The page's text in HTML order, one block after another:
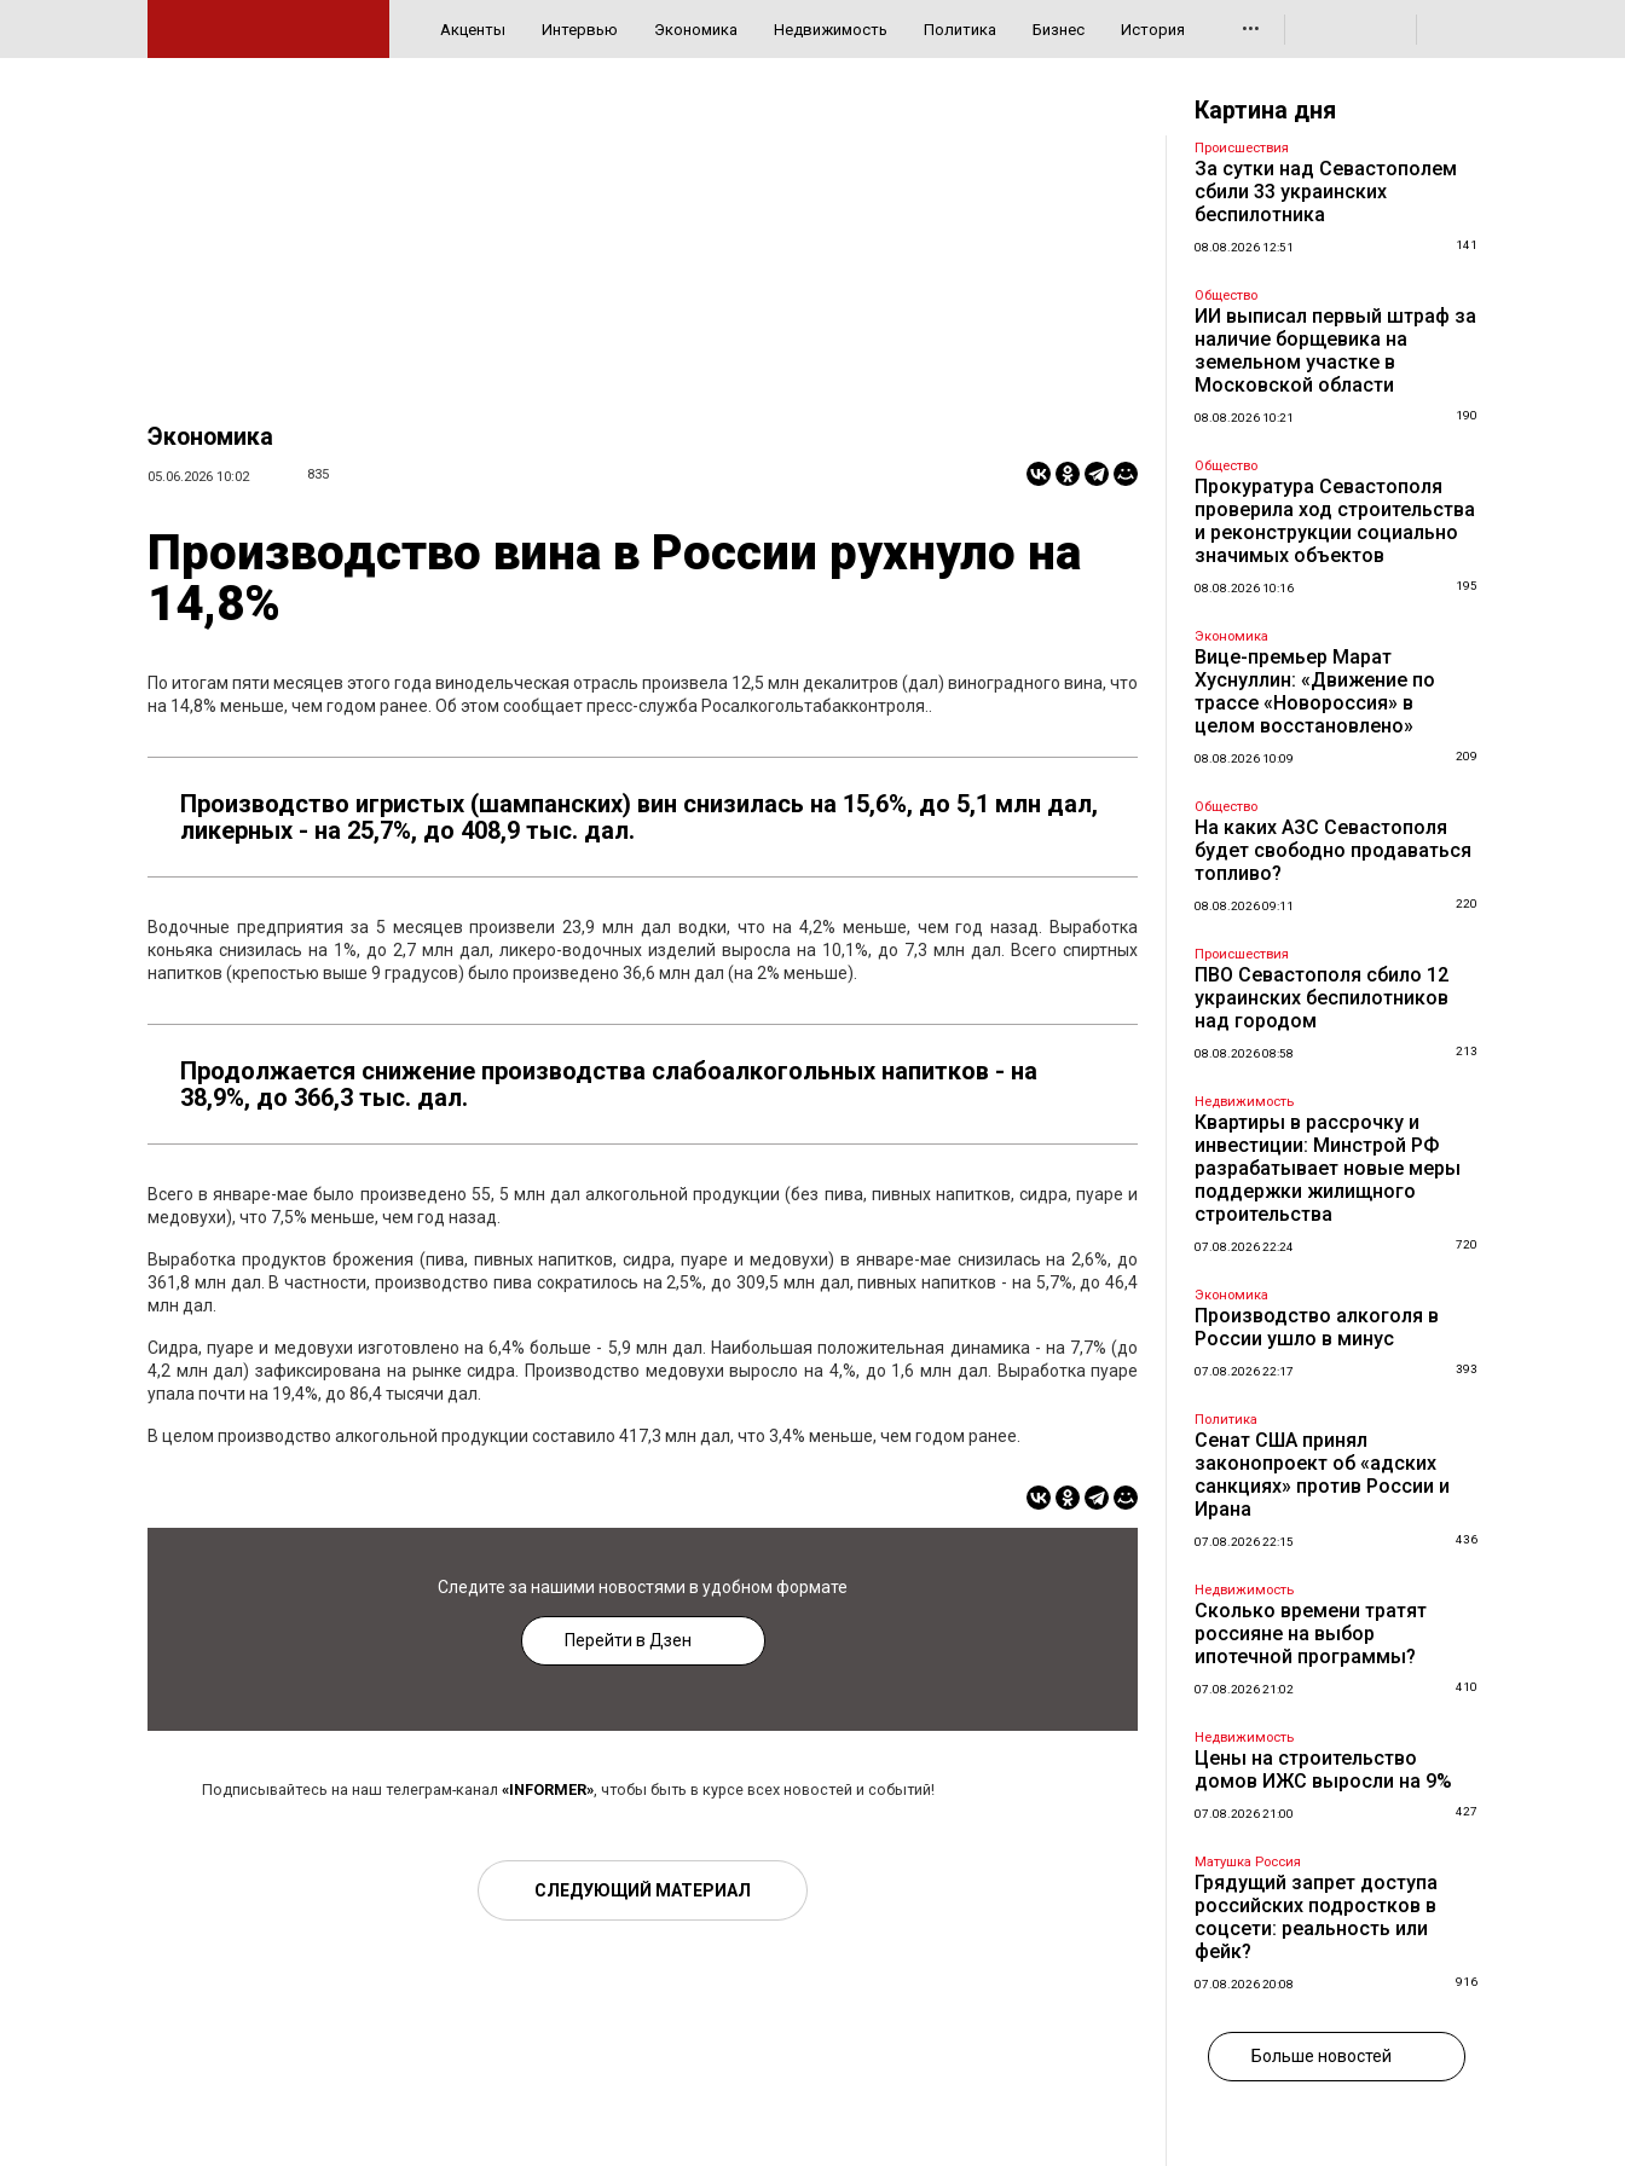
Акценты Интервью Экономика Недвижимость Политика Бизнес История •••
Экономика
05.06.2026 10:02 835
Производство вина в России рухнуло на
14,8%
По итогам пяти месяцев этого года винодельческая отрасль произвела 12,5 млн декалитров (дал) виноградного вина, что
на 14,8% меньше, чем годом ранее. Об этом сообщает пресс-служба Росалкогольтабакконтроля..
Производство игристых (шампанских) вин снизилась на 15,6%, до 5,1 млн дал,
ликерных - на 25,7%, до 408,9 тыс. дал.
Водочные предприятия за 5 месяцев произвели 23,9 млн дал водки, что на 4,2% меньше, чем год назад. Выработка
коньяка снизилась на 1%, до 2,7 млн дал, ликеро-водочных изделий выросла на 10,1%, до 7,3 млн дал. Всего спиртных
напитков (крепостью выше 9 градусов) было произведено 36,6 млн дал (на 2% меньше).
Продолжается снижение производства слабоалкогольных напитков - на
38,9%, до 366,3 тыс. дал.
Всего в январе-мае было произведено 55, 5 млн дал алкогольной продукции (без пива, пивных напитков, сидра, пуаре и
медовухи), что 7,5% меньше, чем год назад.
Выработка продуктов брожения (пива, пивных напитков, сидра, пуаре и медовухи) в январе-мае снизилась на 2,6%, до
361,8 млн дал. В частности, производство пива сократилось на 2,5%, до 309,5 млн дал, пивных напитков - на 5,7%, до 46,4
млн дал.
Сидра, пуаре и медовухи изготовлено на 6,4% больше - 5,9 млн дал. Наибольшая положительная динамика - на 7,7% (до
4,2 млн дал) зафиксирована на рынке сидра. Производство медовухи выросло на 4,%, до 1,6 млн дал. Выработка пуаре
упала почти на 19,4%, до 86,4 тысячи дал.
В целом производство алкогольной продукции составило 417,3 млн дал, что 3,4% меньше, чем годом ранее.
Следите за нашими новостями в удобном формате
Перейти в Дзен
Подписывайтесь на наш телеграм-канал «INFORMER», чтобы быть в курсе всех новостей и событий!
СЛЕДУЮЩИЙ МАТЕРИАЛ
Картина дня
Происшествия
За сутки над Севастополем
сбили 33 украинских
беспилотника
08.08.2026 12:51 141
Общество
ИИ выписал первый штраф за
наличие борщевика на
земельном участке в
Московской области
08.08.2026 10:21 190
Общество
Прокуратура Севастополя
проверила ход строительства
и реконструкции социально
значимых объектов
08.08.2026 10:16 195
Экономика
Вице-премьер Марат
Хуснуллин: «Движение по
трассе «Новороссия» в
целом восстановлено»
08.08.2026 10:09 209
Общество
На каких АЗС Севастополя
будет свободно продаваться
топливо?
08.08.2026 09:11 220
Происшествия
ПВО Севастополя сбило 12
украинских беспилотников
над городом
08.08.2026 08:58 213
Недвижимость
Квартиры в рассрочку и
инвестиции: Минстрой РФ
разрабатывает новые меры
поддержки жилищного
строительства
07.08.2026 22:24 720
Экономика
Производство алкоголя в
России ушло в минус
07.08.2026 22:17 393
Политика
Сенат США принял
законопроект об «адских
санкциях» против России и
Ирана
07.08.2026 22:15 436
Недвижимость
Сколько времени тратят
россияне на выбор
ипотечной программы?
07.08.2026 21:02 410
Недвижимость
Цены на строительство
домов ИЖС выросли на 9%
07.08.2026 21:00 427
Матушка Россия
Грядущий запрет доступа
российских подростков в
соцсети: реальность или
фейк?
07.08.2026 20:08 916
Больше новостей